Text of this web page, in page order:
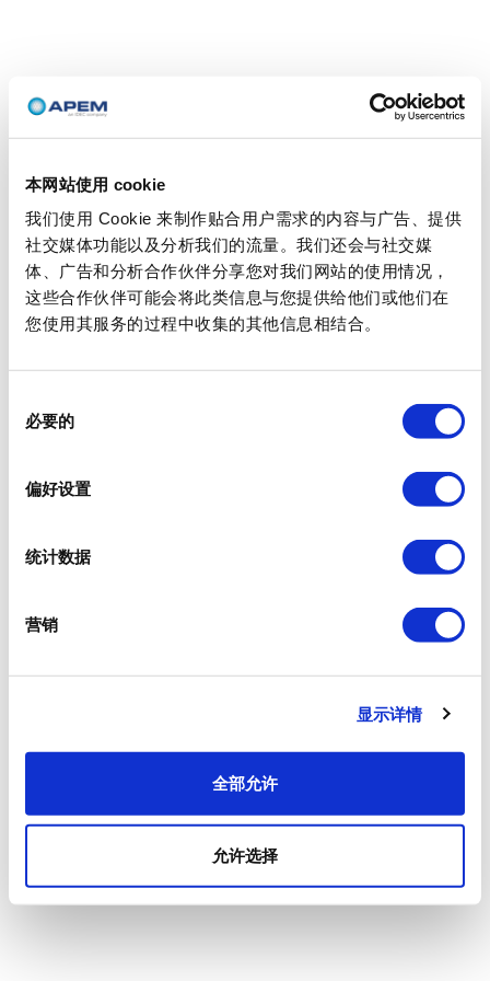
本网站使用 cookie
我们使用 Cookie 来制作贴合用户需求的内容与广告、提供
社交媒体功能以及分析我们的流量。我们还会与社交媒
体、广告和分析合作伙伴分享您对我们网站的使用情况，
这些合作伙伴可能会将此类信息与您提供给他们或他们在
您使用其服务的过程中收集的其他信息相结合。
必要的
偏好设置
统计数据
营销
显示详情
全部允许
允许选择